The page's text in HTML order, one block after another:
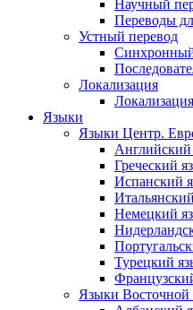
Научный
Переводы
Устный перевод
Локализация
Языки
Языки Центр.
Английский
Греческий
Испанский
Немецкий
Турецкий
Языки